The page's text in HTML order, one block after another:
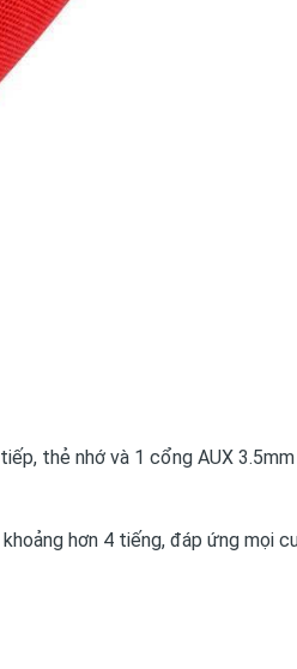
thẻ nhớ và 1 cổng AUX
hơn 4 tiếng, đáp ứng mọi